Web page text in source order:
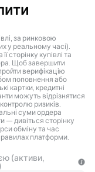
за ринковою
у реальному часі).
сторінку купівлі та
Щоб завершити
верифікацію
поповнення або
картки, кредитні
можуть відрізнятися
ризиків.
суми ордера
— дивіться сторінку
обміну та час
платформи.
(активи,